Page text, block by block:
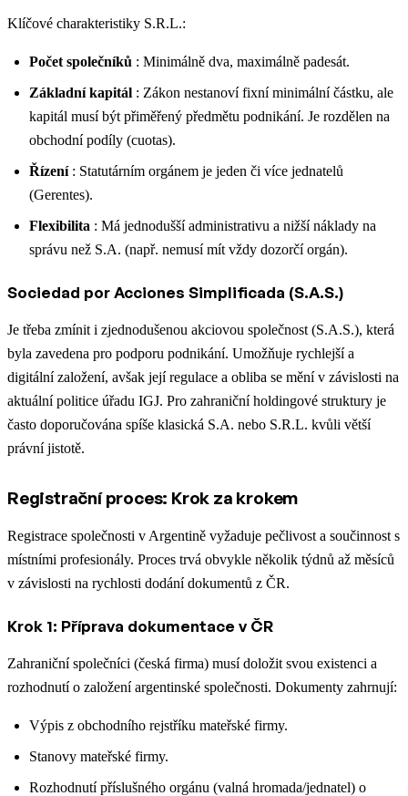
Klíčové charakteristiky S.R.L.:
Počet společníků : Minimálně dva, maximálně padesát.
Základní kapitál : Zákon nestanoví fixní minimální částku, ale
kapitál musí být přiměřený předmětu podnikání. Je rozdělen na
obchodní podíly (cuotas).
Řízení : Statutárním orgánem je jeden či více jednatelů
(Gerentes).
Flexibilita : Má jednodušší administrativu a nižší náklady na
správu než S.A. (např. nemusí mít vždy dozorčí orgán).
Sociedad por Acciones Simplificada (S.A.S.)
Je třeba zmínit i zjednodušenou akciovou společnost (S.A.S.), která
byla zavedena pro podporu podnikání. Umožňuje rychlejší a
digitální založení, avšak její regulace a obliba se mění v závislosti na
aktuální politice úřadu IGJ. Pro zahraniční holdingové struktury je
často doporučována spíše klasická S.A. nebo S.R.L. kvůli větší
právní jistotě.
Registrační proces: Krok za krokem
Registrace společnosti v Argentině vyžaduje pečlivost a součinnost s
místními profesionály. Proces trvá obvykle několik týdnů až měsíců
v závislosti na rychlosti dodání dokumentů z ČR.
Krok 1: Příprava dokumentace v ČR
Zahraniční společníci (česká firma) musí doložit svou existenci a
rozhodnutí o založení argentinské společnosti. Dokumenty zahrnují:
Výpis z obchodního rejstříku mateřské firmy.
Stanovy mateřské firmy.
Rozhodnutí příslušného orgánu (valná hromada/jednatel) o